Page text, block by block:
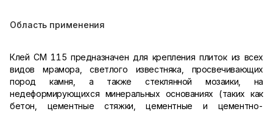
Область применения
Клей СМ 115 предназначен для крепления плиток из всех
видов мрамора, светлого известняка, просвечивающих
пород камня, а также стеклянной мозаики, на
недеформирующихся минеральных основаниях (таких как
бетон, цементные стяжки, цементные и цементно-